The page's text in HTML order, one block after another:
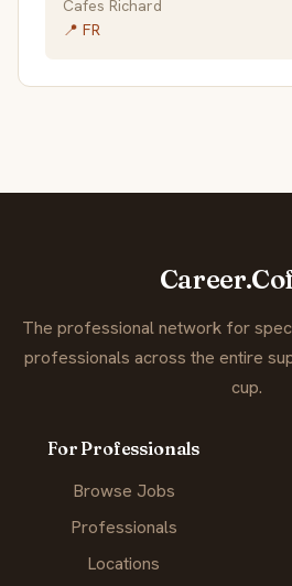
Cafes Richard
📍 FR
The professional network for
professionals across the entire
cup.
For Professionals
Browse Jobs
Professionals
Locations